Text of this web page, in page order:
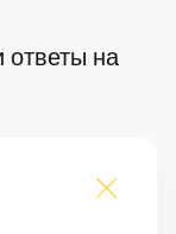
ответы на